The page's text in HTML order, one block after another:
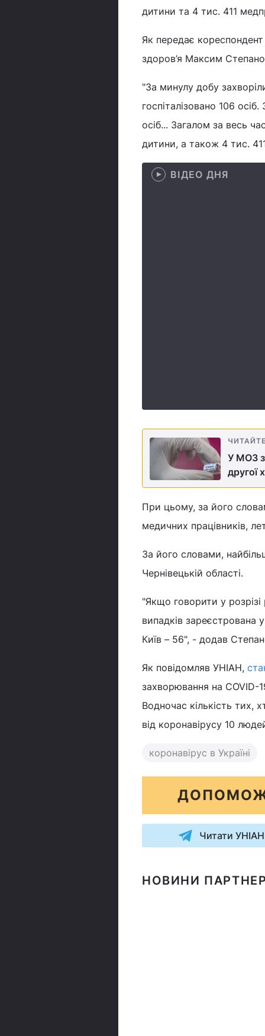
дитини та 4 тис. 411
Як передає
здоров’я Максим
"За минулу добу
госпіталізовано 106
осіб... Загалом за весь
дитини, а також 4 тис.
ВІДЕО ДНЯ
У МОЗ
другої
При цьому, за його
медичних працівників,
За його словами,
Чернівецькій області.
"Якщо говорити у розрізі
випадків зареєстрована
Київ – 56", - додав
Як повідомляв УНІАН,
захворювання на COVID-
Водночас кількість
від коронавірусу 10
коронавірус в Україні
Читати
НОВИНИ